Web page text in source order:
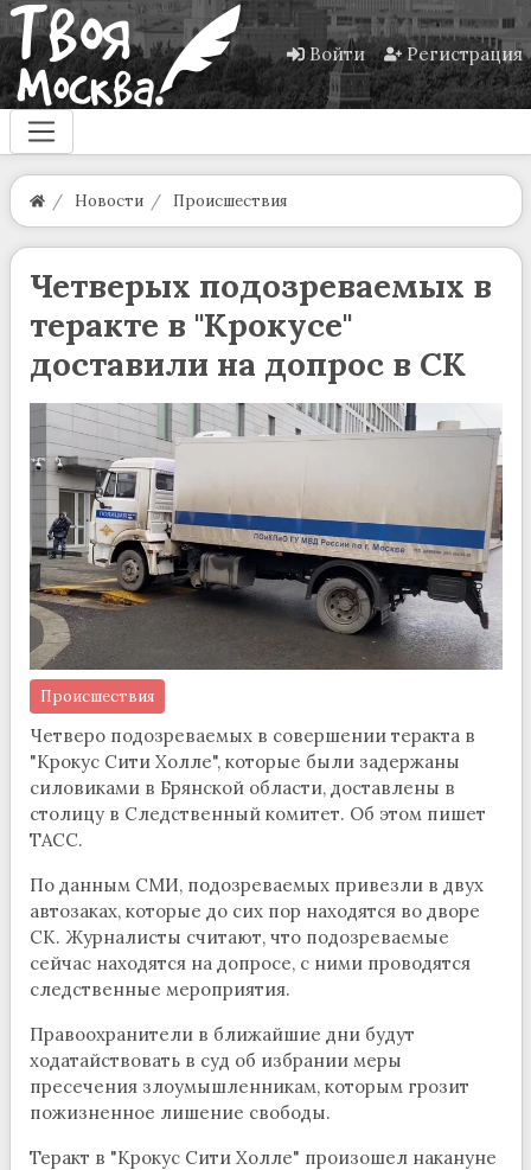
Войти Регистрация
Новости Происшествия
Четверых подозреваемых в
теракте в "Крокусе"
доставили на допрос в СК
Происшествия
Четверо подозреваемых в совершении теракта в
"Крокус Сити Холле", которые были задержаны
силовиками в Брянской области, доставлены в
столицу в Следственный комитет. Об этом пишет
ТАСС.
По данным СМИ, подозреваемых привезли в двух
автозаках, которые до сих пор находятся во дворе
СК. Журналисты считают, что подозреваемые
сейчас находятся на допросе, с ними проводятся
следственные мероприятия.
Правоохранители в ближайшие дни будут
ходатайствовать в суд об избрании меры
пресечения злоумышленникам, которым грозит
пожизненное лишение свободы.
Теракт в "Крокус Сити Холле" произошел накануне